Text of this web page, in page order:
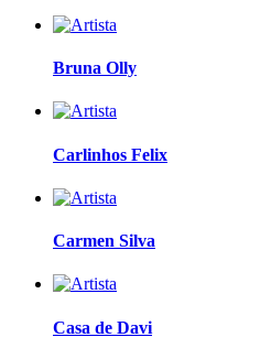
Bruna Olly
Carlinhos Felix
Carmen Silva
Casa de Davi